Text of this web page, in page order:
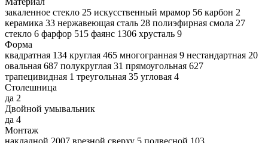
закаленное стекло 25 искусственный мрамор 56 карбон 2
керамика 33 нержавеющая сталь 28 полиэфирная смола 27
стекло 6 фарфор 515 фаянс 1306 хрусталь 9
Форма
квадратная 134 круглая 465 многогранная 9 нестандартная 20
овальная 687 полукруглая 31 прямоугольная 627
трапецивидная 1 треугольная 35 угловая 4
Столешница
да 2
Двойной умывальник
да 4
Монтаж
накладной 2007 врезной сверху 5 подвесной 103